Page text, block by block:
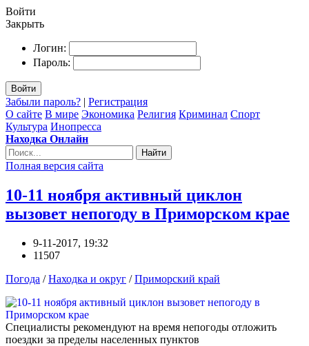
Войти
Закрыть
Логин:
Пароль:
Войти
Забыли пароль? | Регистрация
О сайте В мире Экономика Религия Криминал Спорт
Культура Инопресса
Находка Онлайн
Найти
Полная версия сайта
10-11 ноября активный циклон
вызовет непогоду в Приморском крае
9-11-2017, 19:32
11507
Погода /Находка и округ /Приморский край
Специалисты рекомендуют на время непогоды отложить
поездки за пределы населенных пунктов